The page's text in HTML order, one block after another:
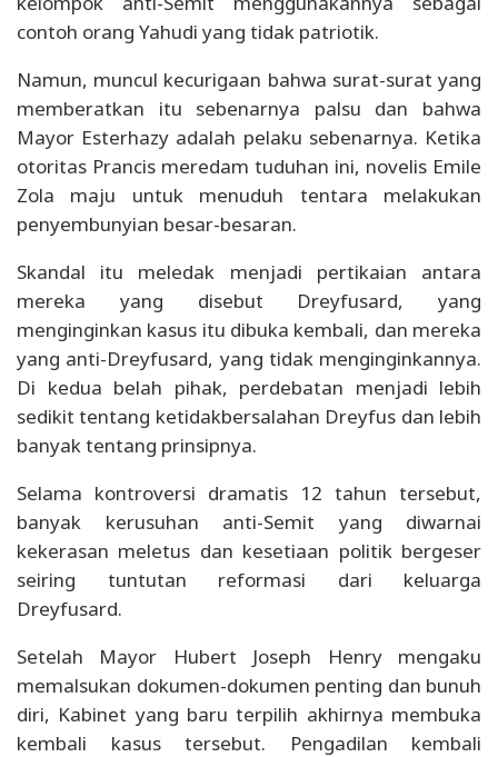
contoh orang Yahudi yang tidak patriotik.
Namun, muncul kecurigaan bahwa surat-surat yang
memberatkan itu sebenarnya palsu dan bahwa
Mayor Esterhazy adalah pelaku sebenarnya. Ketika
otoritas Prancis meredam tuduhan ini, novelis Emile
Zola maju untuk menuduh tentara melakukan
penyembunyian besar-besaran.
Skandal itu meledak menjadi pertikaian antara
mereka yang disebut Dreyfusard, yang
menginginkan kasus itu dibuka kembali, dan mereka
yang anti-Dreyfusard, yang tidak menginginkannya.
Di kedua belah pihak, perdebatan menjadi lebih
sedikit tentang ketidakbersalahan Dreyfus dan lebih
banyak tentang prinsipnya.
Selama kontroversi dramatis 12 tahun tersebut,
banyak kerusuhan anti-Semit yang diwarnai
kekerasan meletus dan kesetiaan politik bergeser
seiring tuntutan reformasi dari keluarga
Dreyfusard.
Setelah Mayor Hubert Joseph Henry mengaku
memalsukan dokumen-dokumen penting dan bunuh
diri, Kabinet yang baru terpilih akhirnya membuka
kembali kasus tersebut. Pengadilan kembali